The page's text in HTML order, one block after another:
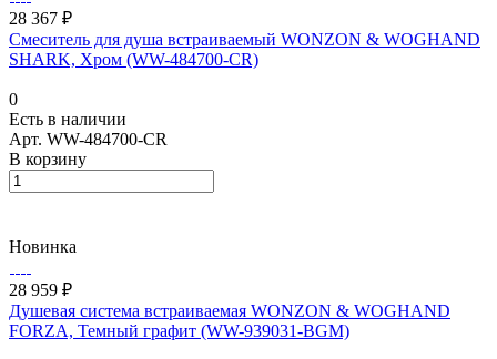
28 367 ₽
Смеситель для душа встраиваемый WONZON & WOGHAND
SHARK, Хром (WW-484700-CR)
0
Есть в наличии
Арт. WW-484700-CR
В корзину
Новинка
28 959 ₽
Душевая система встраиваемая WONZON & WOGHAND
FORZA, Темный графит (WW-939031-BGM)